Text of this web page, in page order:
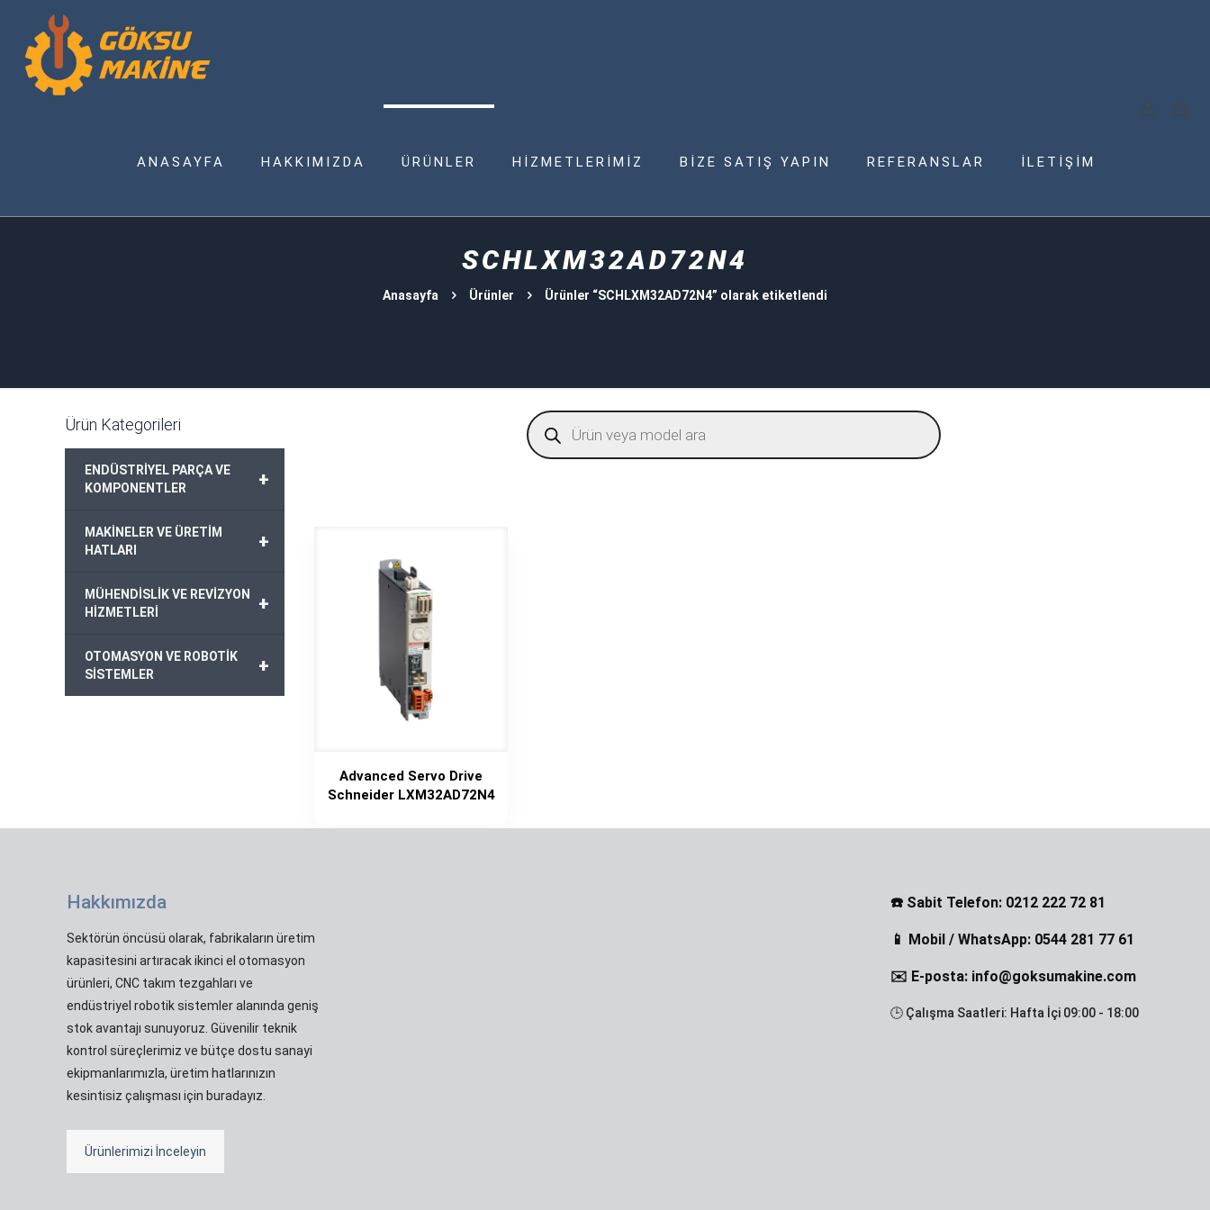
ANASAYFA HAKKIMIZDA ÜRÜNLER HİZMETLERİMİZ BİZE SATIŞ YAPIN REFERANSLAR İLETİŞİM
SCHLXM32AD72N4
Anasayfa Ürünler Ürünler “SCHLXM32AD72N4” olarak etiketlendi
Products
search
Advanced Servo Drive
Schneider LXM32AD72N4
Ürün Kategorileri
+
ENDÜSTRİYEL PARÇA VE
KOMPONENTLER
+
MAKİNELER VE ÜRETİM
HATLARI
+
MÜHENDİSLİK VE REVİZYON
HİZMETLERİ
+
OTOMASYON VE ROBOTİK
SİSTEMLER
Hakkımızda
Sektörün öncüsü olarak, fabrikaların üretim
kapasitesini artıracak ikinci el otomasyon
ürünleri, CNC takım tezgahları ve
endüstriyel robotik sistemler alanında geniş
stok avantajı sunuyoruz. Güvenilir teknik
kontrol süreçlerimiz ve bütçe dostu sanayi
ekipmanlarımızla, üretim hatlarınızın
kesintisiz çalışması için buradayız.
Ürünlerimizi İnceleyin
☎️ Sabit Telefon: 0212 222 72 81
📱 Mobil / WhatsApp: 0544 281 77 61
✉️ E-posta: info@goksumakine.com
🕒 Çalışma Saatleri: Hafta İçi 09:00 - 18:00